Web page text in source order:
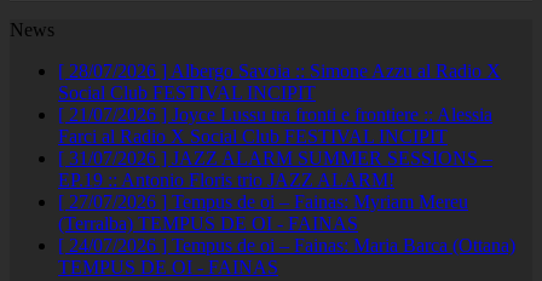
News
[ 28/07/2026 ] Albergo Savoia :: Simone Azzu al Radio X
Social Club FESTIVAL INCIPIT
[ 21/07/2026 ] Joyce Lussu tra fronti e frontiere :: Alessia
Farci al Radio X Social Club FESTIVAL INCIPIT
[ 31/07/2026 ] JAZZ ALARM SUMMER SESSIONS –
EP.19 :: Antonio Floris trio JAZZ ALARM!
[ 27/07/2026 ] Tempus de oi – Fainas: Myriam Mereu
(Terralba) TEMPUS DE OI - FAINAS
[ 24/07/2026 ] Tempus de oi – Fainas: Maria Barca (Ottana)
TEMPUS DE OI - FAINAS